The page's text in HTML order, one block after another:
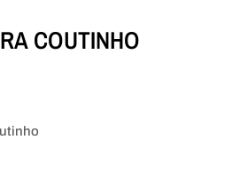
COUTINHO